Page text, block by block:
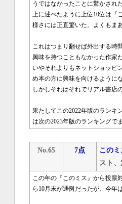
うではなかったことに驚かされ
上に述べたように上位10位は『
様さには正直驚いた。よくもま
これはつまり翻せば外出する時
興味を持つこともなかった作家
いやそれよりもネットショッピ
め本の方に興味を向けるように
しかしそれはそれでリアル書店
果たしてこの2022年版のランキ
は次の2023年版のランキングで
No.65 7点 この
スト
この年の『このミス』から投票
ら10月末が通例だったが、今年